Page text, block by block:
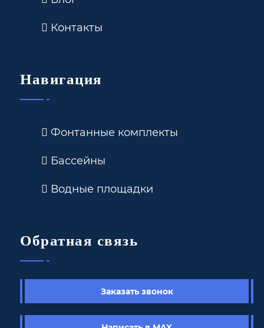
Контакты
Навигация
Фонтанные комплекты
Бассейны
Водные площадки
Обратная связь
Заказать звонок